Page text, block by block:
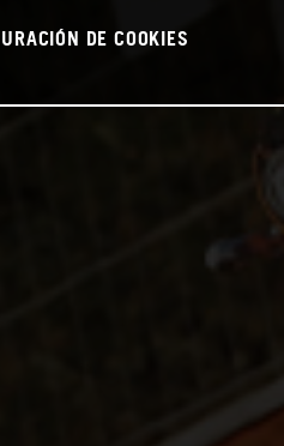
DE COOKIES